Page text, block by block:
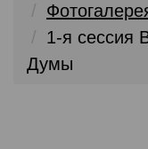
1-я сессия
Думы